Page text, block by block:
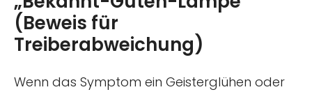
(Beweis für
Treiberabweichung)
Wenn das Symptom ein Geisterglühen oder